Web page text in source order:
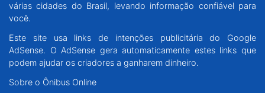
várias cidades do Brasil, levando informação confiável para
você.
Este site usa links de intenções publicitária do Google
AdSense. O AdSense gera automaticamente estes links que
podem ajudar os criadores a ganharem dinheiro.
Sobre o Ônibus Online